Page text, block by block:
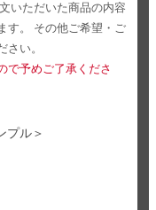
いただいた商品の内容
。
その他ご希望・ご
い。
で予めご了承くださ
プル＞